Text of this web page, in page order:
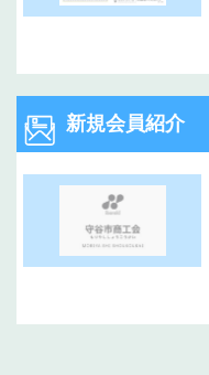
新規会員紹介